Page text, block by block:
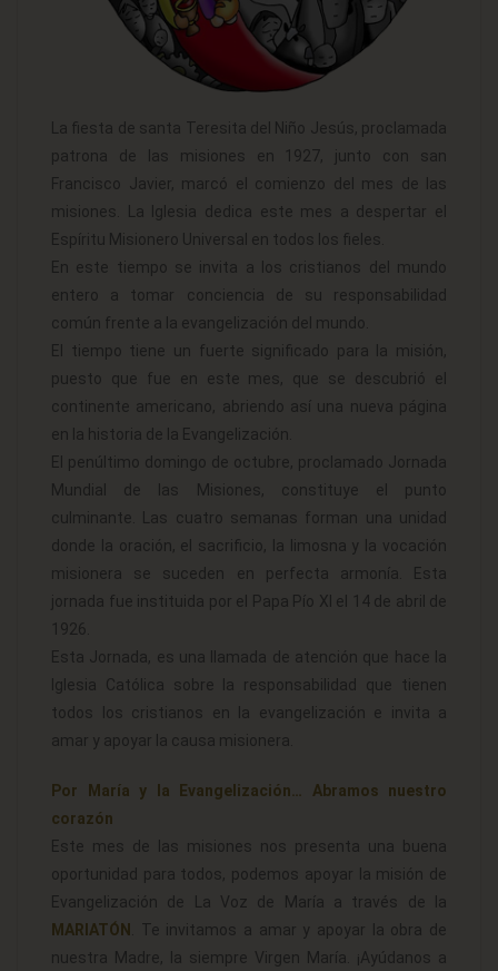
La fiesta de santa Teresita del Niño Jesús, proclamada
patrona de las misiones en 1927, junto con san
Francisco Javier, marcó el comienzo del mes de las
misiones. La Iglesia dedica este mes a despertar el
Espíritu Misionero Universal en todos los fieles.
En este tiempo se invita a los cristianos del mundo
entero a tomar conciencia de su responsabilidad
común frente a la evangelización del mundo.
El tiempo tiene un fuerte significado para la misión,
puesto que fue en este mes, que se descubrió el
continente americano, abriendo así una nueva página
en la historia de la Evangelización.
El penúltimo domingo de octubre, proclamado Jornada
Mundial de las Misiones, constituye el punto
culminante. Las cuatro semanas forman una unidad
donde la oración, el sacrificio, la limosna y la vocación
misionera se suceden en perfecta armonía. Esta
jornada fue instituida por el Papa Pío XI el 14 de abril de
1926.
Esta Jornada, es una llamada de atención que hace la
Iglesia Católica sobre la responsabilidad que tienen
todos los cristianos en la evangelización e invita a
amar y apoyar la causa misionera.
Por María y la Evangelización… Abramos nuestro
corazón
Este mes de las misiones nos presenta una buena
oportunidad para todos, podemos apoyar la misión de
Evangelización de La Voz de María a través de la
MARIATÓN
. Te invitamos a amar y apoyar la obra de
nuestra Madre, la siempre Virgen María. ¡Ayúdanos a